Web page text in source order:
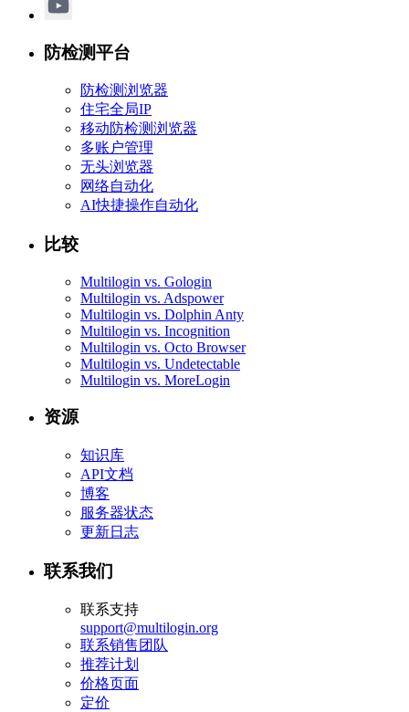
防检测平台
防检测浏览器
住宅全局IP
移动防检测浏览器
多账户管理
无头浏览器
网络自动化
AI快捷操作自动化
比较
Multilogin vs. Gologin
Multilogin vs. Adspower
Multilogin vs. Dolphin Anty
Multilogin vs. Incognition
Multilogin vs. Octo Browser
Multilogin vs. Undetectable
Multilogin vs. MoreLogin
资源
知识库
API文档
博客
服务器状态
更新日志
联系我们
联系支持
support@multilogin.org
联系销售团队
推荐计划
价格页面
定价